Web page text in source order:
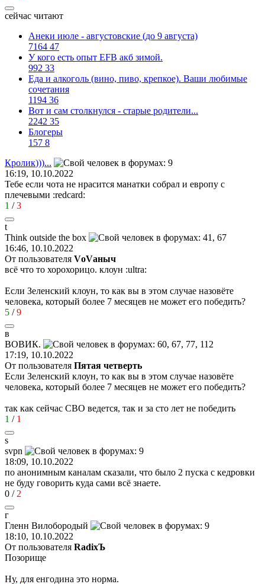
сейчас читают
Анеки июле - августовские (до 9 августа)
7164 47
У кого есть опыт EFB акб зимой.
992 33
Еда и алкоголь (вино, пиво, крепкое). Ваши любимые
сочетания
1194 36
Вот и сам столкнулся - старые родители...
2242 35
Блогеры
157 8
Кролик)))...
16:19, 10.10.2022
Тебе если чота не нрасится манатки собрал и европу с
плечевыми :redcard:
1 /3
t
Think outside the box
16:46, 10.10.2022
От пользователя VоVаныч
всё что то хорохорицо. клоун :ultra:
Если Зеленский клоун, то как вы в этом случае назовёте
человека, который более 7 месяцев не может его победить?
5 /9
в
ВОВИК.
17:19, 10.10.2022
От пользователя Пятая четверть
Если Зеленский клоун, то как вы в этом случае назовёте
человека, который более 7 месяцев не может его победить?
так как сейчас СВО ведется, так и за сто лет не победить
1 / 1
s
svpn
18:09, 10.10.2022
по анонимным каналам сказали, что было 2 пуска с кедровки
не буду говорить куда сами всё знаете.
0 / 2
г
Гленн Вилобородый
18:10, 10.10.2022
От пользователя RаdixЪ
Позорище
Ну, для енгодина это норма.